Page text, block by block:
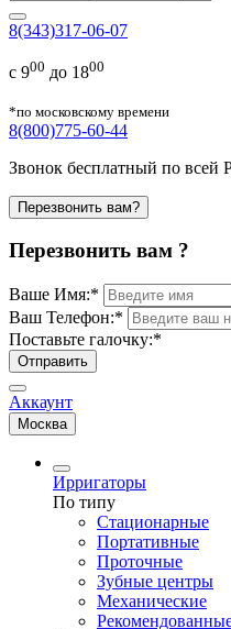
8(343)317-06-07
с 900 до 1800
*по московскому времени
8(800)775-60-44
Звонок бесплатный по всей
Перезвонить вам?
Перезвонить вам ?
Ваше Имя:*
Ваш Телефон:*
Поставьте галочку:*
Отправить
Аккаунт
Москва
Ирригаторы
По типу
Стационарные
Портативные
Проточные
Зубные центры
Механические